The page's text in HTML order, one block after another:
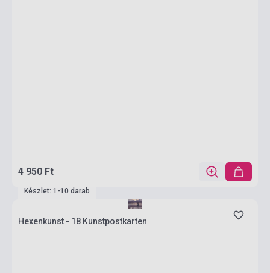
4 950 Ft
Készlet: 1-10 darab
Hexenkunst - 18 Kunstpostkarten